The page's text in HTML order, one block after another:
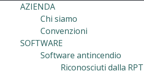
AZIENDA
Chi siamo
Convenzioni
SOFTWARE
Software antincendio
Riconosciuti dalla